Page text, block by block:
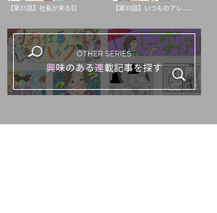
【第31話】社長が来る日 【第33話】いつものアレ……